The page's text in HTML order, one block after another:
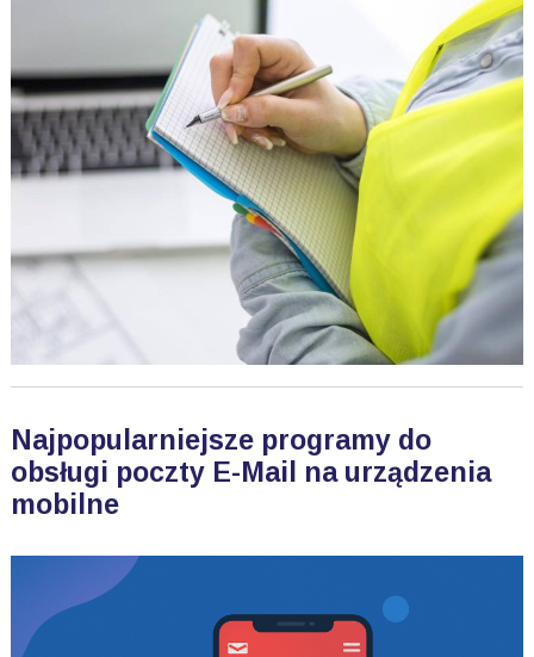
Najpopularniejsze programy do
obsługi poczty E-Mail na urządzenia
mobilne